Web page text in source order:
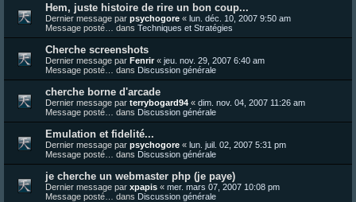
Hem, juste histoire de rire un bon coup...
Dernier message par psychogore « lun. déc. 10, 2007 9:50 am
Message posté… dans Techniques et Stratégies
Cherche screenshots
Dernier message par Fenrir« jeu. nov. 29, 2007 6:40 am
Message posté… dans Discussion générale
cherche borne d'arcade
Dernier message par terrybogard94 « dim. nov. 04, 2007 11:26 am
Message posté… dans Discussion générale
Emulation et fidelité...
Dernier message par psychogore « lun. juil. 02, 2007 5:31 pm
Message posté… dans Discussion générale
je cherche un webmaster php (je paye)
Dernier message par xpapis « mer. mars 07, 2007 10:08 pm
Message posté… dans Discussion générale